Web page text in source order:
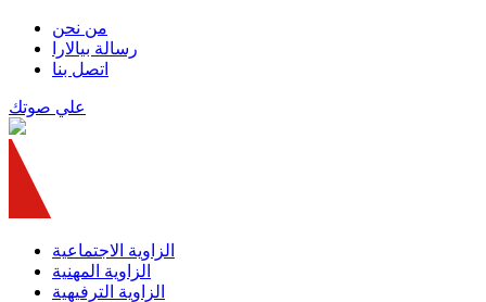
من نحن
رسالة بيالارا
اتصل بنا
علي صوتك
الزاوية الاجتماعية
الزاوية المهنية
الزاوية الترفيهية